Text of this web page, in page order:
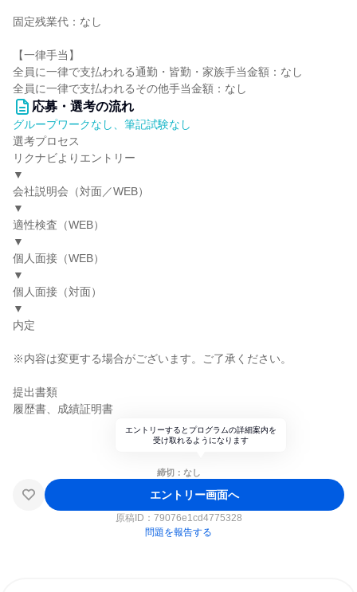
固定残業代：なし
【一律手当】
全員に一律で支払われる通勤・皆勤・家族手当金額：なし
全員に一律で支払われるその他手当金額：なし
応募・選考の流れ
グループワークなし、筆記試験なし
選考プロセス
リクナビよりエントリー
▼
会社説明会（対面／WEB）
▼
適性検査（WEB）
▼
個人面接（WEB）
▼
個人面接（対面）
▼
内定
※内容は変更する場合がございます。ご了承ください。
提出書類
履歴書、成績証明書
エントリーするとプログラムの詳細案内を
受け取れるようになります
締切：なし
エントリー画面へ
原稿ID： 79076e1cd4775328
問題を報告する